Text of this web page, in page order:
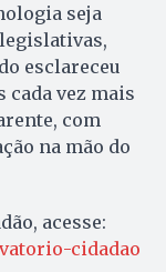
seja
esclareceu
cada vez mais
com
na mão do
acesse:
cidadao